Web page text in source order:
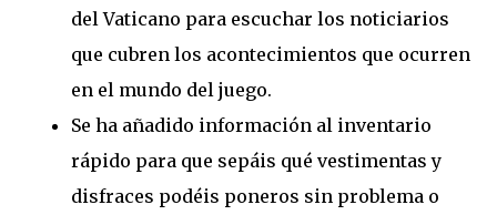
del Vaticano para escuchar los noticiarios
que cubren los acontecimientos que ocurren
en el mundo del juego.
Se ha añadido información al inventario
rápido para que sepáis qué vestimentas y
disfraces podéis poneros sin problema o